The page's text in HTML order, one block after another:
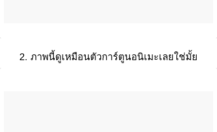
2. ภาพนี้ดูเหมือนตัวการ์ตูนอนิเมะเลยใช่มั้ย